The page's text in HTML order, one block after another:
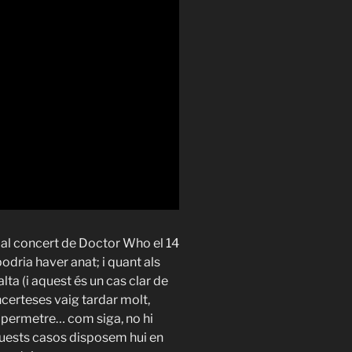
concert de Doctor Who el 14
haver anat; i quant als
(i aquest és un cas clar de
vaig tardar molt,
com siga, no hi
casos disposem hui en